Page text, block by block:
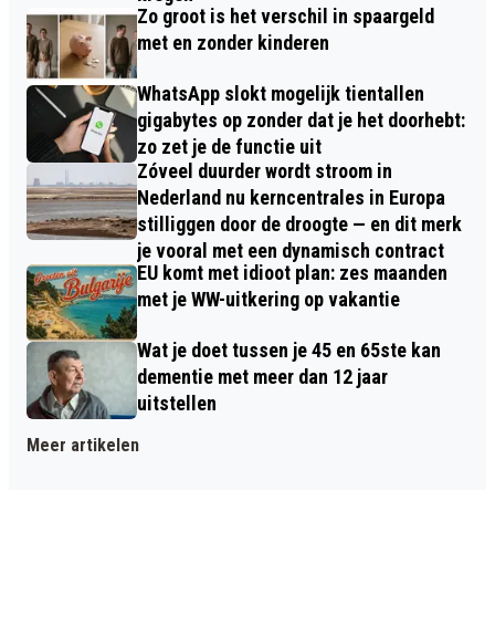
Zo groot is het verschil in spaargeld
met en zonder kinderen
WhatsApp slokt mogelijk tientallen
gigabytes op zonder dat je het doorhebt:
zo zet je de functie uit
Zóveel duurder wordt stroom in
Nederland nu kerncentrales in Europa
stilliggen door de droogte — en dit merk
je vooral met een dynamisch contract
EU komt met idioot plan: zes maanden
met je WW-uitkering op vakantie
Wat je doet tussen je 45 en 65ste kan
dementie met meer dan 12 jaar
uitstellen
Meer artikelen